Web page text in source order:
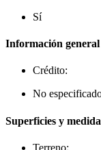
Sí
Información general
Crédito:
No
Superficies y
Terreno: